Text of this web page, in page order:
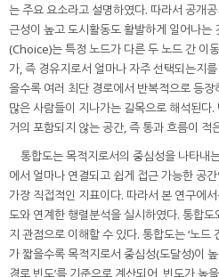
는 주요 요소라고 설명하였다. 따라서 공개
근성이 높고 도시활동도 활발하게 일어나는
(Choice)는 특정 노드가 다른 두 노드 간 이
가, 즉 경유지로서 얼마나 자주 선택되는지
을수록 여러 최단 경로에서 반복적으로 등
많은 사람들이 지나가는 길목으로 해석된다
거의 포함되지 않는 공간, 즉 통과 흐름이 적
통합도는 목적지로서의 중심성을 나타내
에서 얼마나 연결되고 쉽게 접근 가능한 공
가장 직접적인 지표이다. 따라서 본 연구에
도와 연계한 행렬분석을 실시하였다. 통합
지 관점으로 이해할 수 있다. 통합도는 ‘노드
가 짧을수록 목적지로서 중심성(도달성)이
경로 빈도’를 기준으로 계산되어, 빈도가 높